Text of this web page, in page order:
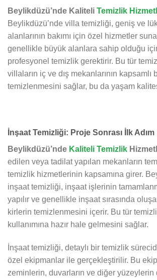
Beylikdüzü’nde Kaliteli Temizlik
Beylikdüzü’nde villa temizliği, geniş ve
alanlarının bakımı için özel hizmetler
genellikle büyük alanlara sahip olduğu
profesyonel temizlik gerektirir. Bu tür
villaların iç ve dış mekanlarının kapsamlı
temizlenmesini sağlar, bu da yaşam
İnşaat Temizliği: Proje Sonrası İlk Adım
Beylikdüzü’nde Kaliteli Temizlik
edilen veya tadilat yapılan mekanların
temizlik hizmetlerinin kapsamına girer.
inşaat temizliği, inşaat işlerinin
yapılır ve genellikle inşaat sırasında
kirlerin temizlenmesini içerir. Bu tür
kullanımına hazır hale gelmesini sağlar.
İnşaat temizliği, detaylı bir temizlik
özel ekipmanlar ile gerçekleştirilir. Bu
zeminlerin, duvarların ve diğer